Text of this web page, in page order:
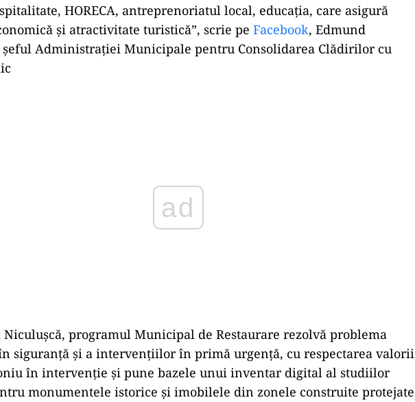
HORECA, antreprenoriatul local, educația, care asigură
și atractivitate turistică”, scrie pe Facebook, Edmund
șeful Administrației Municipale pentru Consolidarea Clădirilor cu
programul Municipal de Restaurare rezolvă problema
siguranță și a intervențiilor în primă urgență, cu respectarea valorii
în intervenție și pune bazele unui inventar digital al studiilor
monumentele istorice și imobilele din zonele construite protejate